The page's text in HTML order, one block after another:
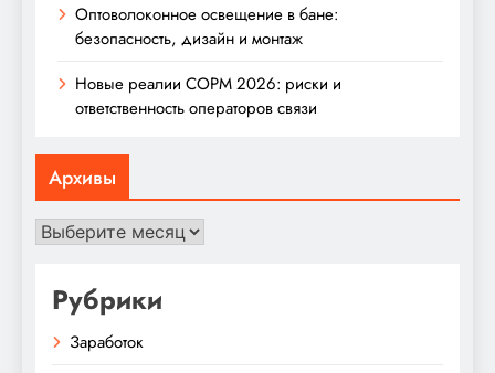
Оптоволоконное освещение в бане:
безопасность, дизайн и монтаж
Новые реалии СОРМ 2026: риски и
ответственность операторов связи
Архивы
Архивы
Рубрики
Заработок